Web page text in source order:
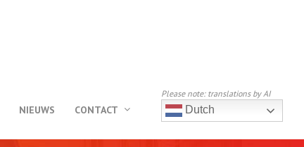
NIEUWS CONTACT Dutch
Please note: translations by AI